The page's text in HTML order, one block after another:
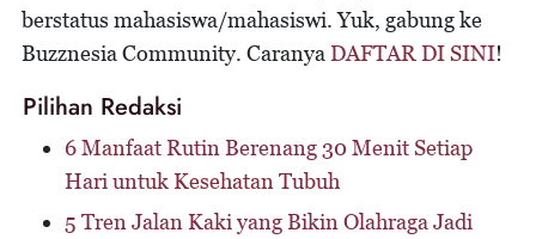
berstatus mahasiswa/mahasiswi. Yuk, gabung ke
Buzznesia Community. Caranya DAFTAR DI SINI!
Pilihan Redaksi
6 Manfaat Rutin Berenang 30 Menit Setiap
Hari untuk Kesehatan Tubuh
5 Tren Jalan Kaki yang Bikin Olahraga Jadi